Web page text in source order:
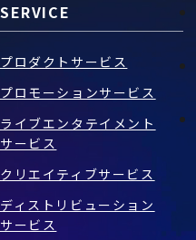
SERVICE
プロダクトサービス
プロモーションサービス
ライブエンタテイメント
サービス
クリエイティブサービス
ディストリビューション
サービス